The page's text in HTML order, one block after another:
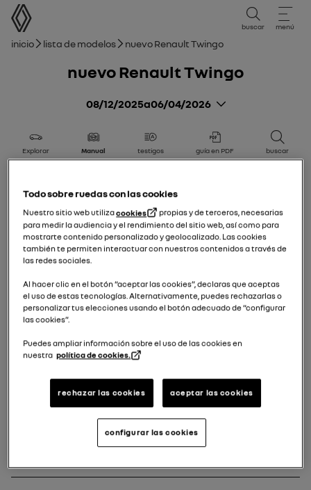
Manual de usuario
buscar menú
Ruta de navegación
Inicio Lista de modelos nuevo Renault Twingo
nuevo Renault Twingo
08/12/2025a06/04/2026
Explorar Manual testigos guía en PDF buscar
nuevo Renault Twingo Conozca su vehículo
Agregar a favoritos
Compartir
Vehículo eléctrico
Tarjeta
Llave, mando a distancia
Puertas y elementos de apertura
Sistema de alarma
Todo sobre ruedas con las cookies
Nuestro sitio web utilizacookies
propias y de terceros, necesarias
para medir la audiencia y el rendimiento del sitio web, así como para
mostrarte contenido personalizado y geolocalizado. Las cookies
también te permiten interactuar con nuestros contenidos a través de
las redes sociales.
Al hacer clic en el botón “aceptar las cookies”, declaras que aceptas
el uso de estas tecnologías. Alternativamente, puedes rechazarlas o
personalizar tus elecciones usando el botón adecuado de “configurar
las cookies”.
Puedes ampliar información sobre el uso de las cookies en
nuestra política de cookies.
rechazar las cookies aceptar las cookies
configurar las cookies